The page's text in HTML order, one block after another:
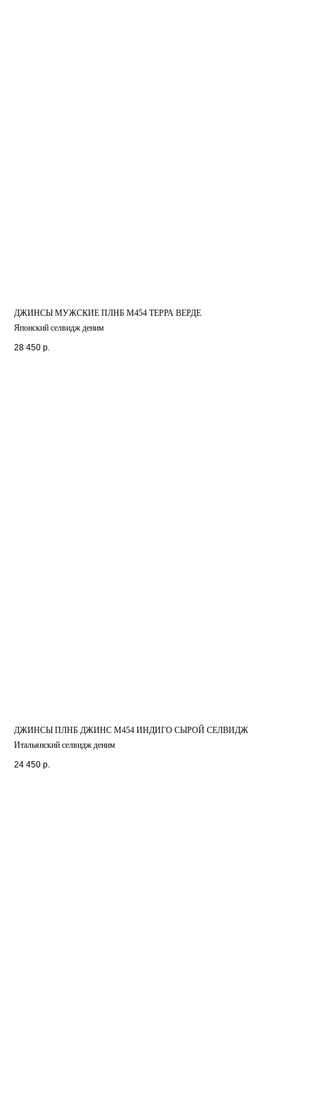
ДЖИНСЫ МУЖСКИЕ ПЛНБ М454 ТЕРРА ВЕРДЕ
Японский селвидж деним
28 450 р.
ДЖИНСЫ ПЛНБ ДЖИНС М454 ИНДИГО СЫРОЙ СЕЛВИДЖ
Итальянский селвидж деним
24 450 р.